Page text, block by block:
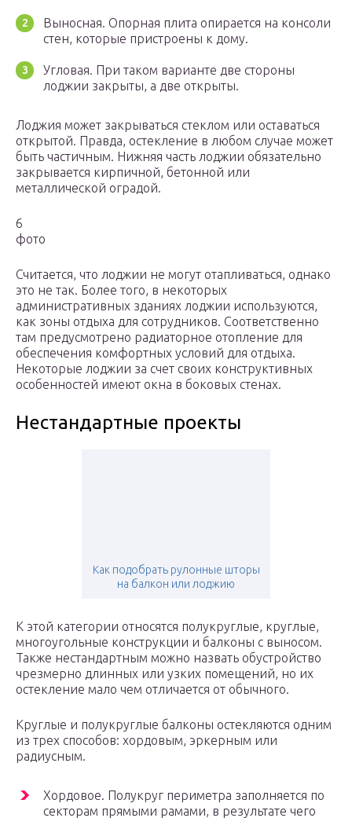
Выносная. Опорная плита опирается на консоли
стен, которые пристроены к дому.
Угловая. При таком варианте две стороны
лоджии закрыты, а две открыты.
Лоджия может закрываться стеклом или оставаться
открытой. Правда, остекление в любом случае может
быть частичным. Нижняя часть лоджии обязательно
закрывается кирпичной, бетонной или
металлической оградой.
6
фото
Считается, что лоджии не могут отапливаться, однако
это не так. Более того, в некоторых
административных зданиях лоджии используются,
как зоны отдыха для сотрудников. Соответственно
там предусмотрено радиаторное отопление для
обеспечения комфортных условий для отдыха.
Некоторые лоджии за счет своих конструктивных
особенностей имеют окна в боковых стенах.
Нестандартные проекты
Как подобрать рулонные шторы
на балкон или лоджию
К этой категории относятся полукруглые, круглые,
многоугольные конструкции и балконы с выносом.
Также нестандартным можно назвать обустройство
чрезмерно длинных или узких помещений, но их
остекление мало чем отличается от обычного.
Круглые и полукруглые балконы остекляются одним
из трех способов: хордовым, эркерным или
радиусным.
Хордовое. Полукруг периметра заполняется по
секторам прямыми рамами, в результате чего